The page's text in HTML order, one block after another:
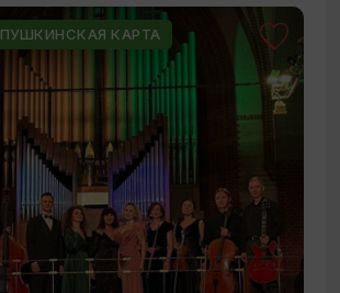
ПУШКИНСКАЯ КАРТА